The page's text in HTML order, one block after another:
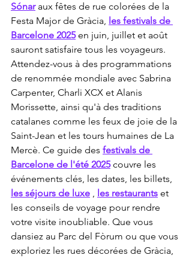
Sónar aux fêtes de rue colorées de la
Festa Major de Gràcia, les festivals de
Barcelone 2025 en juin, juillet et août
sauront satisfaire tous les voyageurs.
Attendez-vous à des programmations
de renommée mondiale avec Sabrina
Carpenter, Charli XCX et Alanis
Morissette, ainsi qu'à des traditions
catalanes comme les feux de joie de la
Saint-Jean et les tours humaines de La
Mercè. Ce guide des festivals de
Barcelone de l'été 2025 couvre les
événements clés, les dates, les billets,
les séjours de luxe , les restaurants et
les conseils de voyage pour rendre
votre visite inoubliable. Que vous
dansiez au Parc del Fòrum ou que vous
exploriez les rues décorées de Gràcia,